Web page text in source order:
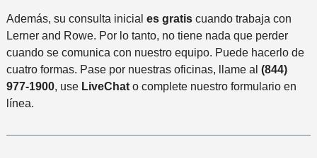
Además, su consulta inicial es gratiscuando trabaja con
Lerner and Rowe. Por lo tanto, no tiene nada que perder
cuando se comunica con nuestro equipo. Puede hacerlo de
cuatro formas. Pase por nuestras oficinas, llame al (844)
977-1900, use LiveChato complete nuestro formulario en
línea.